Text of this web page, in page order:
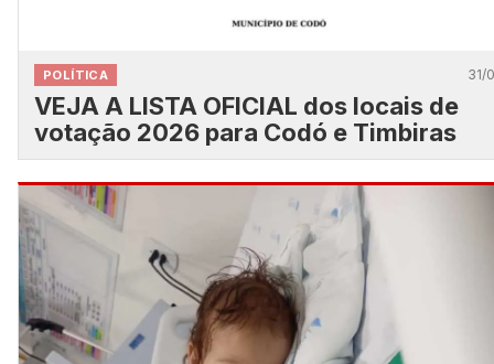
POLÍTICA 31/
VEJA A LISTA OFICIAL dos locais de
votação 2026 para Codó e Timbiras